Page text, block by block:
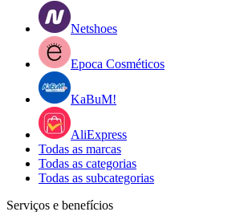
Netshoes
Epoca Cosméticos
KaBuM!
AliExpress
Todas as marcas
Todas as categorias
Todas as subcategorias
Serviços e benefícios